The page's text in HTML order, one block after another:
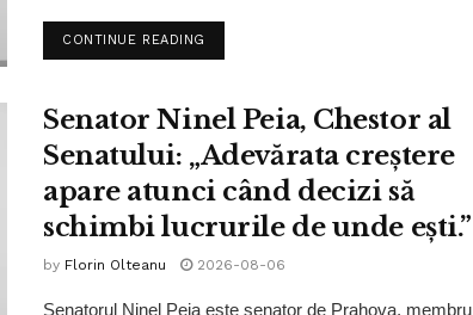
CONTINUE READING
Senator Ninel Peia, Chestor al
Senatului: „Adevărata creștere
apare atunci când decizi să
schimbi lucrurile de unde ești.”
by Florin Olteanu 2026-08-06
Senatorul Ninel Peia este senator de Prahova, membru